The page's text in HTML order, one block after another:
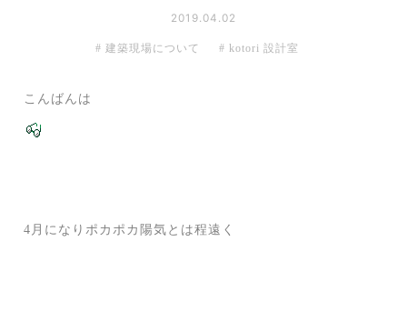
2019.04.02
建築現場について kotori 設計室
こんばんは
4月になりポカポカ陽気とは程遠く